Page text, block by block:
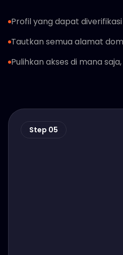
Profil yang dapat
Tautkan semua alamat
Pulihkan akses di mana
Step 05